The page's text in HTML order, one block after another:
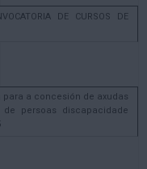
DE CURSOS DE
para a concesión de axudas
persoas discapacidade